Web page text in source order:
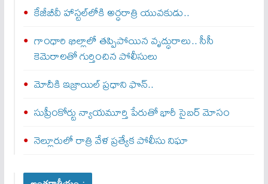
కేజీబీవీ హాస్టల్‌లోకి అర్ధరాత్రి యువకుడు..
గాంధారి ఖిల్లాలో తప్పిపోయిన వృద్ధురాలు.. సీసీ
కెమెరాలతో గుర్తించిన పోలీసులు
మోదీకి ఇజ్రాయిల్ ప్ర‌ధాని ఫొన్..
సుప్రీంకోర్టు న్యాయమూర్తి పేరుతో భారీ సైబర్ మోసం
నెల్లూరులో రాత్రి వేళ ప్రత్యేక పోలీసు నిఘా